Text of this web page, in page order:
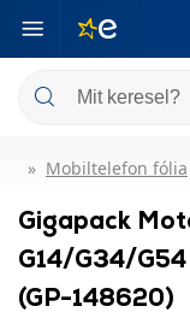
Mobiltelefon fólia
Gigapack
G14/G34/
(GP-148620)